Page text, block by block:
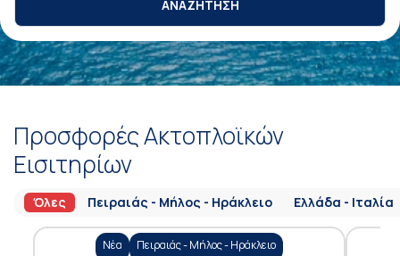
ΑΝΑΖΗΤΗΣΗ
Προσφορές Ακτοπλοϊκών
Εισιτηρίων
Όλες Πειραιάς - Μήλος - Ηράκλειο Ελλάδα - Ιταλία
Νέα Πειραιάς - Μήλος - Ηράκλειο